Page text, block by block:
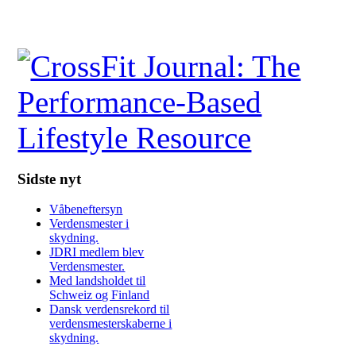
Sidste nyt
Våbeneftersyn
Verdensmester i
skydning.
JDRI medlem blev
Verdensmester.
Med landsholdet til
Schweiz og Finland
Dansk verdensrekord til
verdensmesterskaberne i
skydning.